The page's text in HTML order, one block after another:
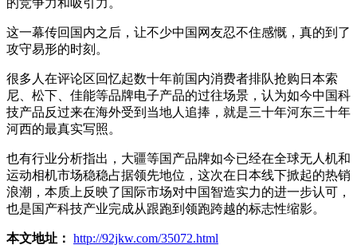
这一幕传回国内之后，让不少中国网友忍不住感慨，真的到了
攻守易形的时刻。
很多人在评论区回忆起数十年前国内消费者排队抢购日本索
尼、松下、佳能等品牌电子产品的过往场景，认为如今中国科
技产品反过来在海外受到当地人追捧，就是三十年河东三十年
河西的最真实写照。
也有行业分析指出，大疆等国产品牌如今已经在全球无人机和
运动相机市场稳稳占据领先地位，这次在日本线下掀起的热销
浪潮，本质上反映了国际市场对中国智造实力的进一步认可，
也是国产科技产业完成从跟跑到领跑跨越的标志性缩影。
本文地址： http://92jkw.com/35072.html